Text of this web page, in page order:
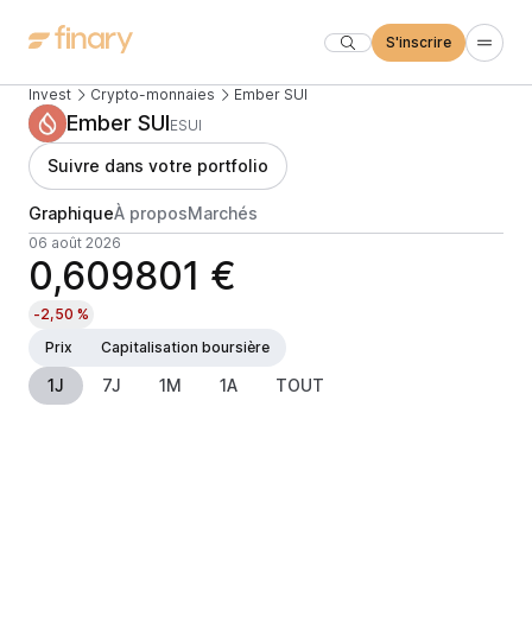
S'inscrire
Invest Crypto-monnaies Ember SUI
Ember SUIESUI
Suivre dans votre portfolio
GraphiqueÀ proposMarchés
06 août 2026
0,609801 €
-2,50 %
Prix
Capitalisation boursière
1J 7J 1M 1A TOUT